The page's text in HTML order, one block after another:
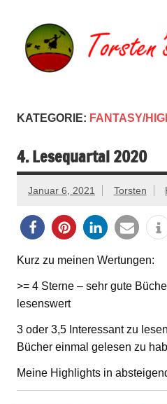
springen
KATEGORIE: FANTASY/
4. Lesequartal 2020
Januar 6, 2021 Torsten
Kurz zu meinen Wertungen:
>= 4 Sterne – sehr gute
lesenswert
3 oder 3,5 Interessant zu
Bücher einmal gelesen zu
Meine Highlights in